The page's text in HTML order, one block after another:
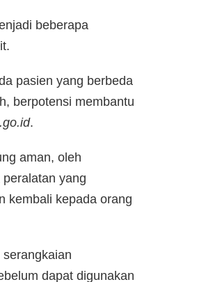
beberapa
pasien yang berbeda
berpotensi membantu
.
aman, oleh
yang
kembali kepada orang
dapat digunakan